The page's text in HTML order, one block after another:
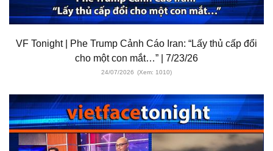
VF Tonight | Phe Trump Cảnh Cáo Iran: “Lấy thủ cấp đổi
cho một con mắt…” | 7/23/26
24/07/2026 (Xem: 1010)